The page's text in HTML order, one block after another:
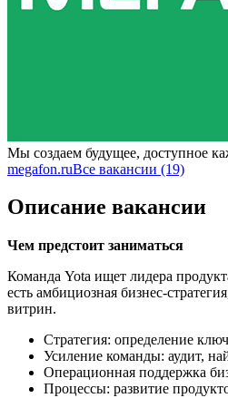
Мы создаем будущее, доступное
megafon.ruВсе вакансии (19)
Описание вакансии
Чем предстоит заниматься
Команда Yota ищет лидера
есть амбициозная бизнес-
витрин.
Стратегия: определение
Усиление команды: аудит,
Операционная поддержка
Процессы: развитие